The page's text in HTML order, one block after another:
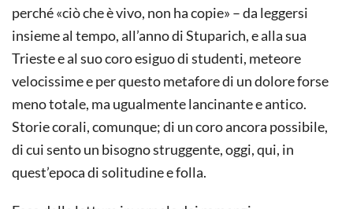
perché «ciò che è vivo, non ha copie» – da leggersi
insieme al tempo, all’anno di Stuparich, e alla sua
Trieste e al suo coro esiguo di studenti, meteore
velocissime e per questo metafore di un dolore forse
meno totale, ma ugualmente lancinante e antico.
Storie corali, comunque; di un coro ancora possibile,
di cui sento un bisogno struggente, oggi, qui, in
quest’epoca di solitudine e folla.